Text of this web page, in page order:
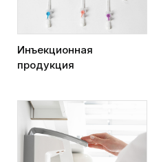
Инъекционная
продукция